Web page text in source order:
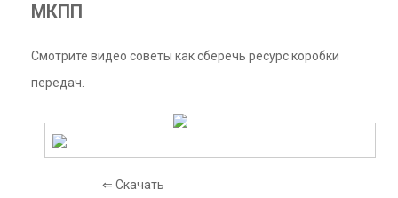
МКПП
Смотрите видео советы как сберечь ресурс коробки
передач.
⇐ Скачать